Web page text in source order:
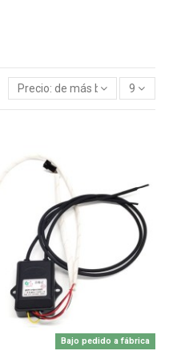
Precio: de más bajo a más alto
9
Bajo pedido a fábrica